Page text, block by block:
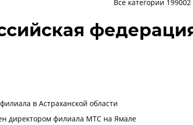
Все категории 199002
в Астраханской области
директором филиала МТС на Ямале